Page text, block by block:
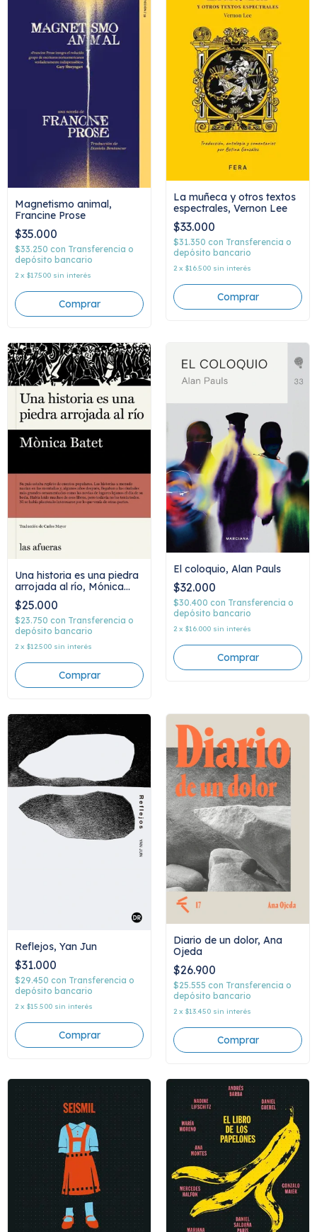
Magnetismo animal,
Francine Prose
$35.000
$33.250 con Transferencia o
depósito bancario
2 x $17.500 sin interés
La muñeca y otros textos
espectrales, Vernon Lee
$33.000
$31.350 con Transferencia o
depósito bancario
2 x $16.500 sin interés
Una historia es una piedra
arrojada al río, Mónica
Batet
$25.000
$23.750 con Transferencia o
depósito bancario
2 x $12.500 sin interés
El coloquio, Alan Pauls
$32.000
$30.400 con Transferencia o
depósito bancario
2 x $16.000 sin interés
Reflejos, Yan Jun
$31.000
$29.450 con Transferencia o
depósito bancario
2 x $15.500 sin interés
Diario de un dolor, Ana
Ojeda
$26.900
$25.555 con Transferencia o
depósito bancario
2 x $13.450 sin interés